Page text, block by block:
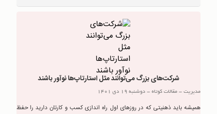
شرکت‌های بزرگ می‌توانند مثل استارتاپ‌ها نوآور باشند
مدیریت-مقالات کوتاه-دوشنبه 19 دی 1401
همیشه باید ذهنیتی که در روزهای اول راه اندازی کسب و کارتان دارید را حفظ